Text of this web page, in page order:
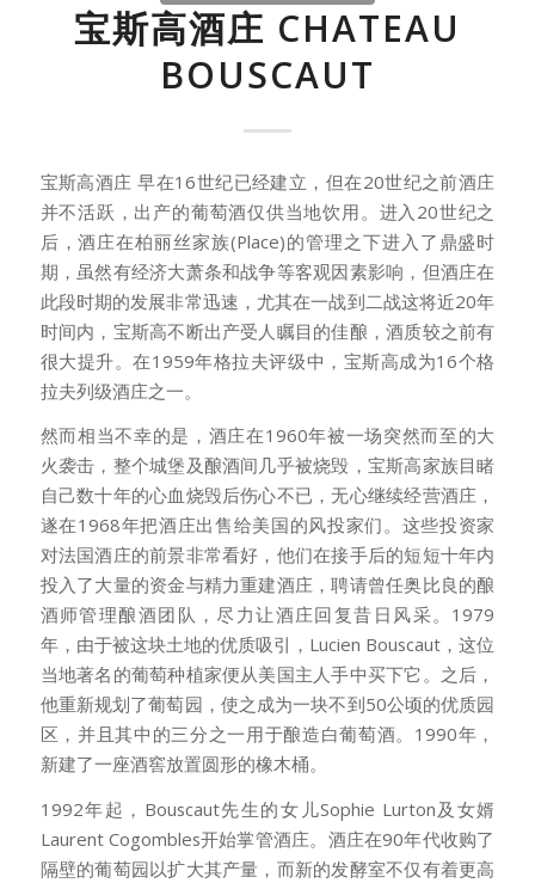
宝斯高酒庄 CHATEAU
BOUSCAUT
宝斯高酒庄 早在16世纪已经建立，但在20世纪之前酒庄
并不活跃，出产的葡萄酒仅供当地饮用。进入20世纪之
后，酒庄在柏丽丝家族(Place)的管理之下进入了鼎盛时
期，虽然有经济大萧条和战争等客观因素影响，但酒庄在
此段时期的发展非常迅速，尤其在一战到二战这将近20年
时间内，宝斯高不断出产受人瞩目的佳酿，酒质较之前有
很大提升。在1959年格拉夫评级中，宝斯高成为16个格
拉夫列级酒庄之一。
然而相当不幸的是，酒庄在1960年被一场突然而至的大
火袭击，整个城堡及酿酒间几乎被烧毁，宝斯高家族目睹
自己数十年的心血烧毁后伤心不已，无心继续经营酒庄，
遂在1968年把酒庄出售给美国的风投家们。这些投资家
对法国酒庄的前景非常看好，他们在接手后的短短十年内
投入了大量的资金与精力重建酒庄，聘请曾任奥比良的酿
酒师管理酿酒团队，尽力让酒庄回复昔日风采。1979
年，由于被这块土地的优质吸引，Lucien Bouscaut，这位
当地著名的葡萄种植家便从美国主人手中买下它。之后，
他重新规划了葡萄园，使之成为一块不到50公顷的优质园
区，并且其中的三分之一用于酿造白葡萄酒。1990年，
新建了一座酒窖放置圆形的橡木桶。
1992年起，Bouscaut先生的女儿Sophie Lurton及女婿
Laurent Cogombles开始掌管酒庄。酒庄在90年代收购了
隔壁的葡萄园以扩大其产量，而新的发酵室不仅有着更高